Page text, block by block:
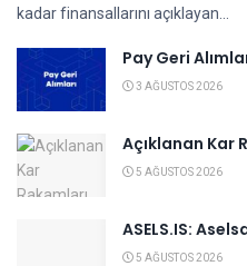
kadar finansallarını açıklayan...
Pay Geri
3 AĞUSTOS 2026
Açıklanan Kar
5 AĞUSTOS 2026
ASELS.IS:
5 AĞUSTOS 2026